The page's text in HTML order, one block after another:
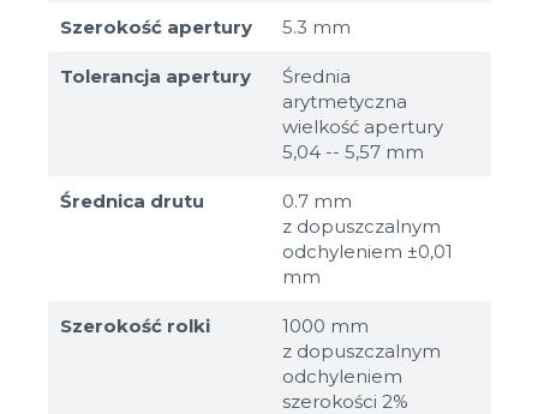
Szerokość apertury 5.3 mm
Tolerancja apertury
Średnia
arytmetyczna
wielkość apertury
5,04 -- 5,57 mm
Średnica drutu
0.7 mm
z dopuszczalnym
odchyleniem ±0,01
mm
Szerokość rolki
1000 mm
z dopuszczalnym
odchyleniem
szerokości 2%